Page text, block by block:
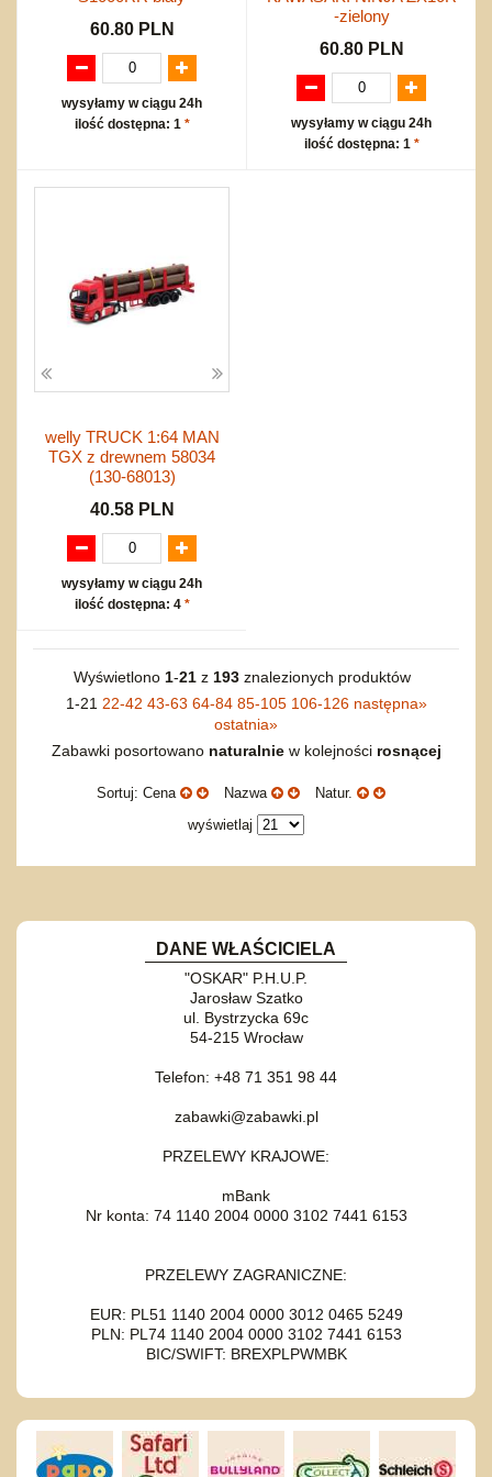
60.80 PLN
wysyłamy w ciągu 24h
ilość dostępna: 1 *
-zielony
60.80 PLN
wysyłamy w ciągu 24h
ilość dostępna: 1 *
welly TRUCK 1:64 MAN
TGX z drewnem 58034
(130-68013)
40.58 PLN
wysyłamy w ciągu 24h
ilość dostępna: 4 *
Wyświetlono 1-21z 193znalezionych produktów
1-21 22-42 43-63 64-84 85-105 106-126 następna»
ostatnia»
Zabawki posortowano naturalniew kolejności rosnącej
Sortuj: Cena Nazwa
Natur.
wyświetlaj
DANE WŁAŚCICIELA
"OSKAR" P.H.U.P.
Jarosław Szatko
ul. Bystrzycka 69c
54-215 Wrocław
Telefon: +48 71 351 98 44
zabawki@zabawki.pl
PRZELEWY KRAJOWE:
mBank
Nr konta: 74 1140 2004 0000 3102 7441 6153
PRZELEWY ZAGRANICZNE:
EUR: PL51 1140 2004 0000 3012 0465 5249
PLN: PL74 1140 2004 0000 3102 7441 6153
BIC/SWIFT: BREXPLPWMBK